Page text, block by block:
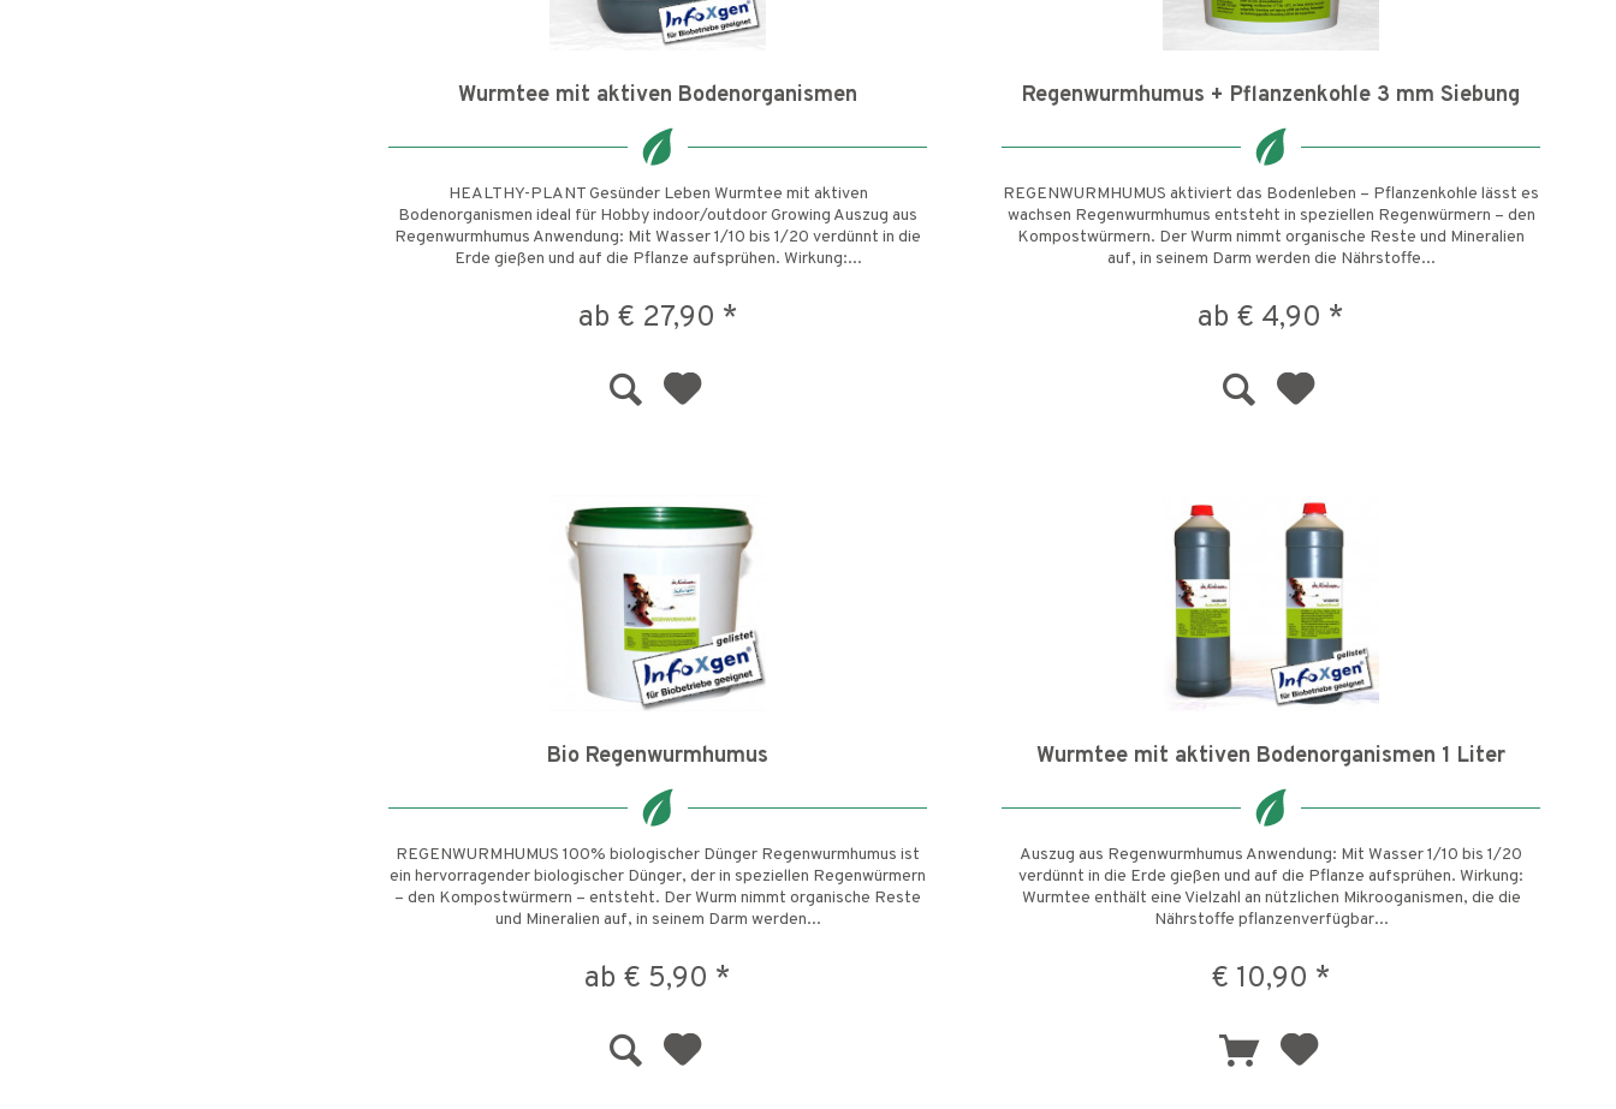
Wurmtee mit aktiven Bodenorganismen
HEALTHY-PLANT Gesünder Leben Wurmtee mit aktiven
Bodenorganismen ideal für Hobby indoor/outdoor Growing Auszug aus
Regenwurmhumus Anwendung: Mit Wasser 1/10 bis 1/20 verdünnt in die
Erde gießen und auf die Pflanze aufsprühen. Wirkung:...
ab € 27,90 *
Regenwurmhumus + Pflanzenkohle 3 mm Siebung
REGENWURMHUMUS aktiviert das Bodenleben – Pflanzenkohle lässt es
wachsen Regenwurmhumus entsteht in speziellen Regenwürmern – den
Kompostwürmern. Der Wurm nimmt organische Reste und Mineralien
auf, in seinem Darm werden die Nährstoffe...
ab € 4,90 *
Bio Regenwurmhumus
REGENWURMHUMUS 100% biologischer Dünger Regenwurmhumus ist
ein hervorragender biologischer Dünger, der in speziellen Regenwürmern
– den Kompostwürmern – entsteht. Der Wurm nimmt organische Reste
und Mineralien auf, in seinem Darm werden...
ab € 5,90 *
Wurmtee mit aktiven Bodenorganismen 1 Liter
Auszug aus Regenwurmhumus Anwendung: Mit Wasser 1/10 bis 1/20
verdünnt in die Erde gießen und auf die Pflanze aufsprühen. Wirkung:
Wurmtee enthält eine Vielzahl an nützlichen Mikrooganismen, die die
Nährstoffe pflanzenverfügbar...
€ 10,90 *